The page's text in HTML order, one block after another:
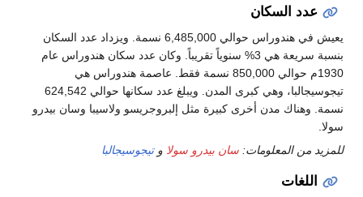
السكان
يعيش في هندوراس حوالي 6,485,000 نسمة. ويزداد عدد السكان
بنسبة سريعة هي 3% سنوياً تقريباً. وكان عدد سكان هندوراس عام
1930م حوالي 850,000 نسمة فقط. عاصمة هندوراس هي
تيجوسيجالبا، وهي كبرى المدن. ويبلغ عدد سكانها حوالي 624,542
مدن أخرى كبيرة مثل إلبروجريسو ولاسيبا وسان بيدرو
من المعلومات:سان بيدرو سولا وتيجوسيجالبا